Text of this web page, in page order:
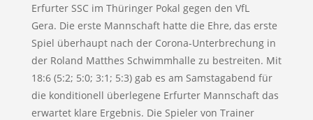
Erfurter SSC im Thüringer Pokal gegen den VfL
Gera. Die erste Mannschaft hatte die Ehre, das erste
Spiel überhaupt nach der Corona-Unterbrechung in
der Roland Matthes Schwimmhalle zu bestreiten. Mit
18:6 (5:2; 5:0; 3:1; 5:3) gab es am Samstagabend für
die konditionell überlegene Erfurter Mannschaft das
erwartet klare Ergebnis. Die Spieler von Trainer